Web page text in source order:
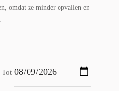
omdat ze minder opvallen en
Tot